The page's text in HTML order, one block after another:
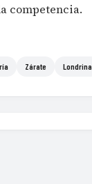
competencia.
Zárate Londrina